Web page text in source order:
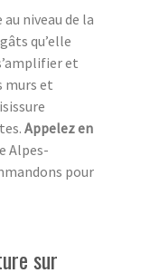
niveau de la
qu’elle
et
murs et
Appelez en
Alpes-
pour
sur